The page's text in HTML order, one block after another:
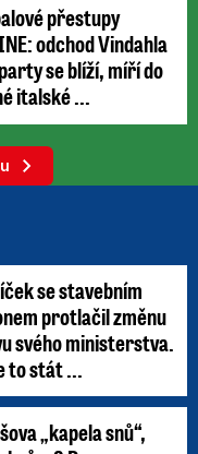
i zítra, příští
Druhý
deště a bouřek.
akce u
jev - nárazy
tedy silné
mohou
70 km/h),
přestupy
odchod Vindahla
se blíží, míří do
italské ...
se stavebním
protlačil změnu
svého ministerstva.
to stát ...
„kapela snů“,